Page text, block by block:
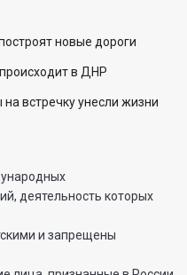
новые дороги
в ДНР
встречку унесли жизни
деятельность которых
и запрещены